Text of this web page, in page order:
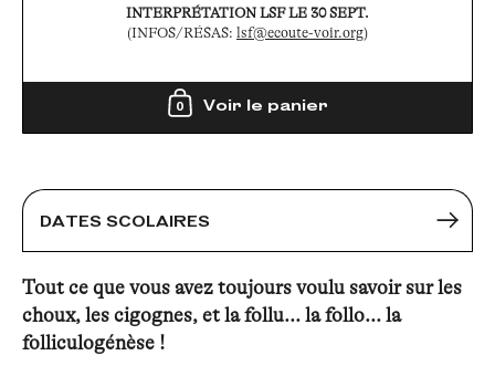
INTERPRÉTATION LSF LE 30 SEPT.
(INFOS/RÉSAS: lsf@ecoute-voir.org)
0 Voir le panier
DATES SCOLAIRES
Tout ce que vous avez toujours voulu savoir sur les
choux, les cigognes, et la follu... la follo... la
folliculogénèse !